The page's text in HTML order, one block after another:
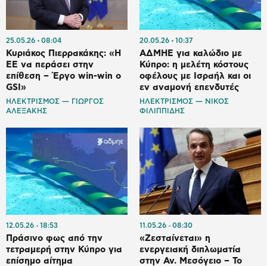
25.05.26 08:04
Κυριάκος Πιερρακάκης: «Η
ΕΕ να περάσει στην
επίθεση – Έργο win-win ο
GSI»
ΗΛΕΚΤΡΙΣΜΟΣ — ΓΙΩΡΓΟΣ
ΑΛΕΞΑΚΗΣ
20.05.26 10:37
ΑΔΜΗΕ για καλώδιο με
Κύπρο: η μελέτη κόστους
οφέλους με Ισραήλ και οι
εν αναμονή επενδυτές
ΗΛΕΚΤΡΙΣΜΟΣ — ΝΙΚΟΣ
ΦΙΛΙΠΠΙΔΗΣ
12.05.26 18:53
Πράσινο φως από την
τετραμερή στην Κύπρο για
επίσημο αίτημα
11.05.26 08:30
«Ζεσταίνεται» η
ενεργειακή διπλωματία
στην Αν. Μεσόγειο – Το